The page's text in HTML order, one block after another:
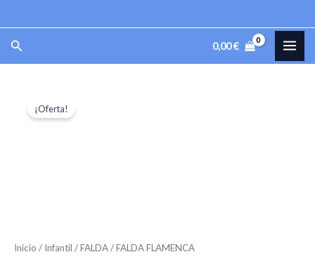
al
contenido
Buscar 0,00€
¡Oferta!
Inicio / Infantil /FALDA/ FALDA FLAMENCA
FLAMENCA